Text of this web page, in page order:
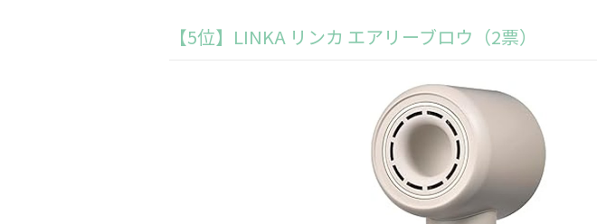
【5位】LINKA リンカ エアリーブロウ（2票）